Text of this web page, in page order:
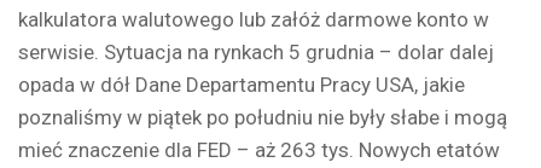
kalkulatora walutowego lub załóż darmowe konto w
serwisie. Sytuacja na rynkach 5 grudnia – dolar dalej
opada w dół Dane Departamentu Pracy USA, jakie
poznaliśmy w piątek po południu nie były słabe i mogą
mieć znaczenie dla FED – aż 263 tys. Nowych etatów